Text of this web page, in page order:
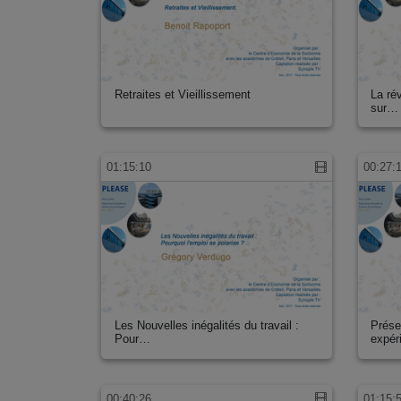
Retraites et Vieillissement
La
sur…
01:15:10
Les Nouvelles inégalités du travail :
Pour…